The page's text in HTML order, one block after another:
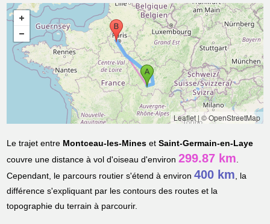
Leaflet| © OpenStreetMap
Le trajet entre Montceau-les-Mines etSaint-Germain-en-Laye
couvre une distance à vol d'oiseau d'environ299.87 km.
Cependant, le parcours routier s'étend à environ400 km, la
différence s'expliquant par les contours des routes et la
topographie du terrain à parcourir.